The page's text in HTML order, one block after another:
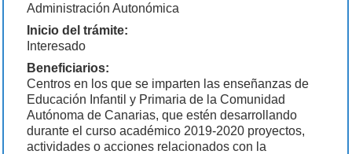
Administración Autonómica
Inicio del trámite:
Interesado
Beneficiarios:
Centros en los que se imparten las enseñanzas de
Educación Infantil y Primaria de la Comunidad
Autónoma de Canarias, que estén desarrollando
durante el curso académico 2019-2020 proyectos,
actividades o acciones relacionados con la